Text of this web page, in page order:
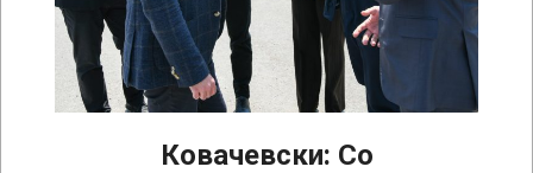
Ковачевски: Со